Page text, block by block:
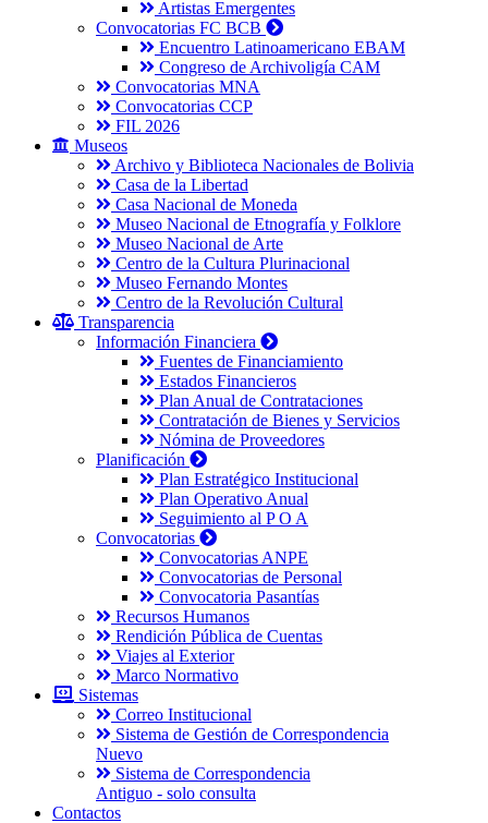
Artistas Emergentes
Convocatorias FC BCB
Encuentro Latinoamericano EBAM
Congreso de Archivoligía CAM
Convocatorias MNA
Convocatorias CCP
FIL 2026
Museos
Archivo y Biblioteca Nacionales de Bolivia
Casa de la Libertad
Casa Nacional de Moneda
Museo Nacional de Etnografía y Folklore
Museo Nacional de Arte
Centro de la Cultura Plurinacional
Museo Fernando Montes
Centro de la Revolución Cultural
Transparencia
Información Financiera
Fuentes de Financiamiento
Estados Financieros
Plan Anual de Contrataciones
Contratación de Bienes y Servicios
Nómina de Proveedores
Planificación
Plan Estratégico Institucional
Plan Operativo Anual
Seguimiento al P O A
Convocatorias
Convocatorias ANPE
Convocatorias de Personal
Convocatoria Pasantías
Recursos Humanos
Rendición Pública de Cuentas
Viajes al Exterior
Marco Normativo
Sistemas
Correo Institucional
Sistema de Gestión de Correspondencia
Nuevo
Sistema de Correspondencia
Antiguo - solo consulta
Contactos